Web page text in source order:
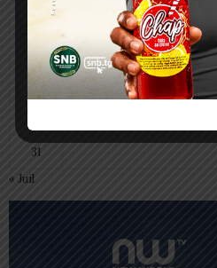
3 5
12 13
17 18
31
« Juil